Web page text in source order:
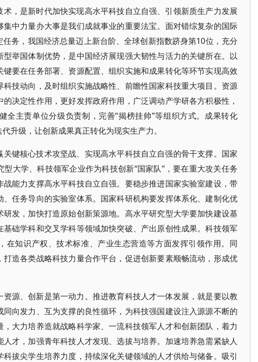
，是新时代加快实现高水平科技自立自强、引领新质生产力发展
中力量办大事是我们成就事业的重要法宝。面对错综复杂的国际
务，我国经济总量迈上新台阶、全球创新指数跻身第10位，充分
举国体制优势，是中国经济展现强大韧性与活力的关键所在。以
要在任务部署、资源配置、组织实施和成果转化等环节实现高效
技动向，及时组织实施战略性、前瞻性国家科技重大项目。资源
决定性作用，更好发挥政府作用，广泛调动产学研各方积极性，
全主责单位分级负责制，完善“揭榜挂帅”等组织方式。成果转化
升级，让创新成果真正转化为现实生产力。
键核心技术攻坚战、实现高水平科技自立自强的骨干支撑。国家
大学、科技领军企业作为科技创新“国家队”，要在重大攻关任务
能力支撑高水平科技自立自强。要稳步推进国家实验室建设，带
任务导向的实验室体系。国家科研机构要发挥体系化、建制化优
发，加快打造原始创新策源地。高水平研究型大学要加快建设基
础学科和交叉学科等领域加快突破、产出原创性成果。科技领军
在知识产权、技术标准、产业生态营造等方面发挥引领作用。同
造各类战略科技力量合作平台，促进创新要素顺畅流动，形成优
源、创新是第一动力。推进教育科技人才一体发展，就是要以教
向发力、互为支撑的良性循环，为科技强国建设注入源源不断的
大力培养造就战略科学家、一流科技领军人才和创新团队，着力
才，加强青年科技人才发现、选拔与培养。加速培养急需紧缺人
拔尖学生培养力度，持续深化关键领域的人才供给与储备。吸引